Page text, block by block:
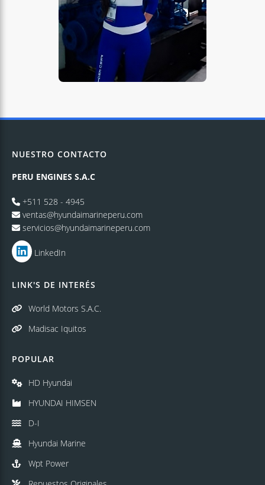
NUESTRO CONTACTO
PERU ENGINES S.A.C
+511 528 - 4945
ventas@hyundaimarineperu.com
servicios@hyundaimarineperu.com
LinkedIn
LINK'S DE INTERÉS
World Motors S.A.C.
Madisac Iquitos
POPULAR
HD Hyundai
HYUNDAI HIMSEN
D-I
Hyundai Marine
Wpt Power